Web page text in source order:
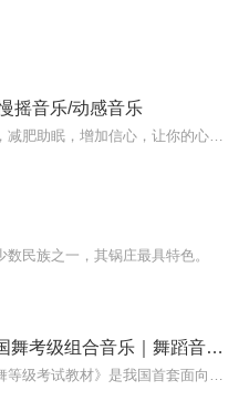
摇音乐/动感音乐
民族之一，其锅庄最具特色。
北京舞蹈学院·中国舞考级组合音乐｜舞蹈音乐集